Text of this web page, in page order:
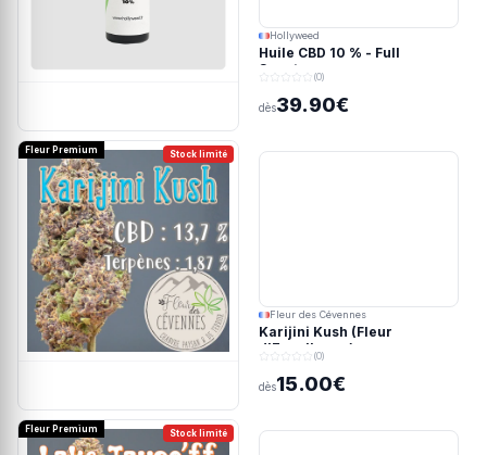
Hollyweed
Huile CBD 10 % - Full
Spectrum
(0)
dès39.90€
Stock limité
Fleur Premium
Fleur des Cévennes
Karijini Kush (Fleur
d'Excellence)
(0)
dès15.00€
Stock limité
Fleur Premium